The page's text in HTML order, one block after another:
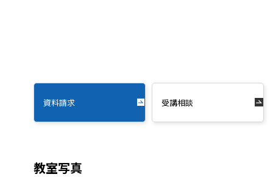
資料請求 受講相談
教室写真